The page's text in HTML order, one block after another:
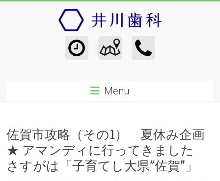
Menu
佐賀市攻略（その1） 夏休み企画
★ アマンディに行ってきました
さすがは「子育てし大県”佐賀”」